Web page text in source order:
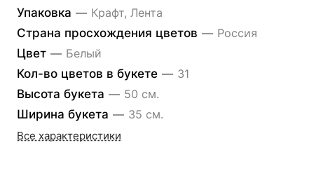
Упаковка — Крафт, Лента
Страна просхождения цветов — Россия
Цвет — Белый
Кол-во цветов в букете — 31
Высота букета — 50 см.
Ширина букета — 35 см.
Все характеристики